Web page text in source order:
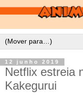
12 junho 2019
Netflix estreia
Kakegurui